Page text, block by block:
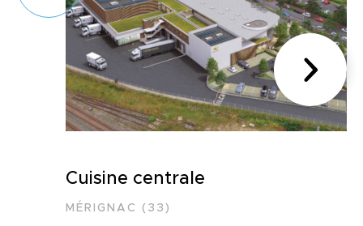
Cuisine centrale
MÉRIGNAC (33)